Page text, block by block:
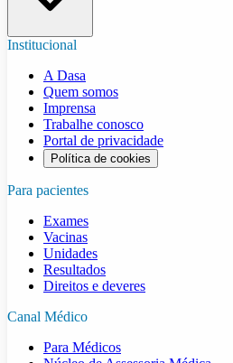
Institucional
A Dasa
Quem somos
Imprensa
Trabalhe conosco
Portal de privacidade
Política de cookies
Para pacientes
Exames
Vacinas
Unidades
Resultados
Direitos e deveres
Canal Médico
Para Médicos